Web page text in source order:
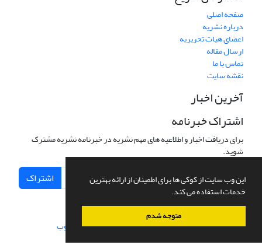
این وب سایت از کوکی ها برای اطمینان از ارائه بهترین
خدمات استفاده می کند.
متوجه شدم
صفحه اصلی
درباره نشریه
اعضای هیات تحریریه
ارسال مقاله
تماس با ما
نقشه سایت
آخرین اخبار
اشتراک خبرنامه
برای دریافت اخبار و اطلاعیه های مهم نشریه در خبرنامه نشریه مشترک
شوید.
اشتراک
سامانه مدیریت نشریات علمی.طراحی و پیاده سازی از سیناوب